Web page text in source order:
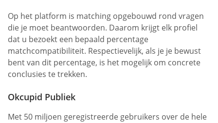
Op het platform is matching opgebouwd rond vragen
die je moet beantwoorden. Daarom krijgt elk profiel
dat u bezoekt een bepaald percentage
matchcompatibiliteit. Respectievelijk, als je je bewust
bent van dit percentage, is het mogelijk om concrete
conclusies te trekken.
Okcupid Publiek
Met 50 miljoen geregistreerde gebruikers over de hele